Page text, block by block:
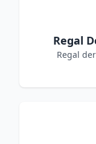
Regal
Regal